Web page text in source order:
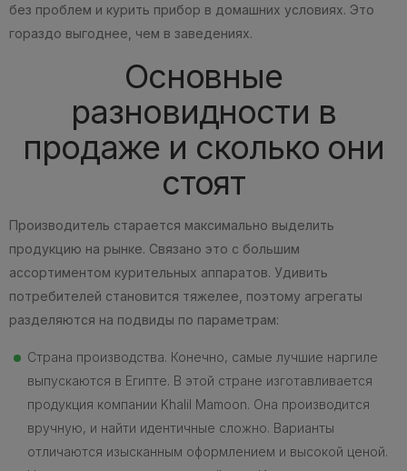
без проблем и курить прибор в домашних условиях. Это
гораздо выгоднее, чем в заведениях.
Основные
разновидности в
продаже и сколько они
стоят
Производитель старается максимально выделить
продукцию на рынке. Связано это с большим
ассортиментом курительных аппаратов. Удивить
потребителей становится тяжелее, поэтому агрегаты
разделяются на подвиды по параметрам:
Страна производства. Конечно, самые лучшие наргиле
выпускаются в Египте. В этой стране изготавливается
продукция компании Khalil Mamoon. Она производится
вручную, и найти идентичные сложно. Варианты
отличаются изысканным оформлением и высокой ценой.